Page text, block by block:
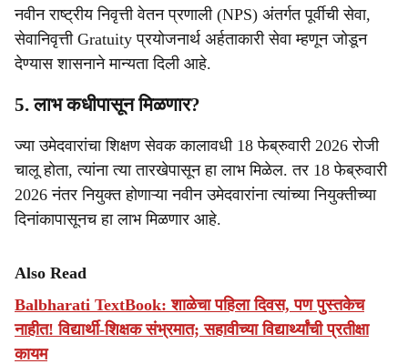
नवीन राष्ट्रीय निवृत्ती वेतन प्रणाली (NPS) अंतर्गत पूर्वीची सेवा,
सेवानिवृत्ती Gratuity प्रयोजनार्थ अर्हताकारी सेवा म्हणून जोडून
देण्यास शासनाने मान्यता दिली आहे.
5. लाभ कधीपासून मिळणार?
ज्या उमेदवारांचा शिक्षण सेवक कालावधी 18 फेब्रुवारी 2026 रोजी
चालू होता, त्यांना त्या तारखेपासून हा लाभ मिळेल. तर 18 फेब्रुवारी
2026 नंतर नियुक्त होणाऱ्या नवीन उमेदवारांना त्यांच्या नियुक्तीच्या
दिनांकापासूनच हा लाभ मिळणार आहे.
Also Read
Balbharati TextBook: शाळेचा पहिला दिवस, पण पुस्तकेच
नाहीत! विद्यार्थी-शिक्षक संभ्रमात; सहावीच्या विद्यार्थ्यांची प्रतीक्षा
कायम